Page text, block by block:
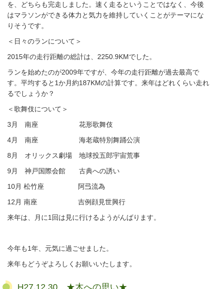
を、どちらも完走しました。速く走るということではなく、今後
はマラソンができる体力と気力を維持していくことがテーマにな
りそうです。
＜日々のランについて＞
2015年の走行距離の総計は、2250.9KMでした。
ランを始めたのが2009年ですが、今年の走行距離が過去最高で
す。平均すると1か月約187KMの計算です。来年はどれくらい走れ
るでしょうか？
＜歌舞伎について＞
3月 南座 花形歌舞伎
4月 南座 海老蔵特別舞踊公演
8月 オリックス劇場 地球投五郎宇宙荒事
9月 神戸国際会館 古典への誘い
10月 松竹座 阿弖流為
12月 南座 吉例顔見世興行
来年は、月に1回は見に行けるようがんばります。
今年も1年、元気に過ごせました。
来年もどうぞよろしくお願いいたします。
H27.12.30 ★木への思い★